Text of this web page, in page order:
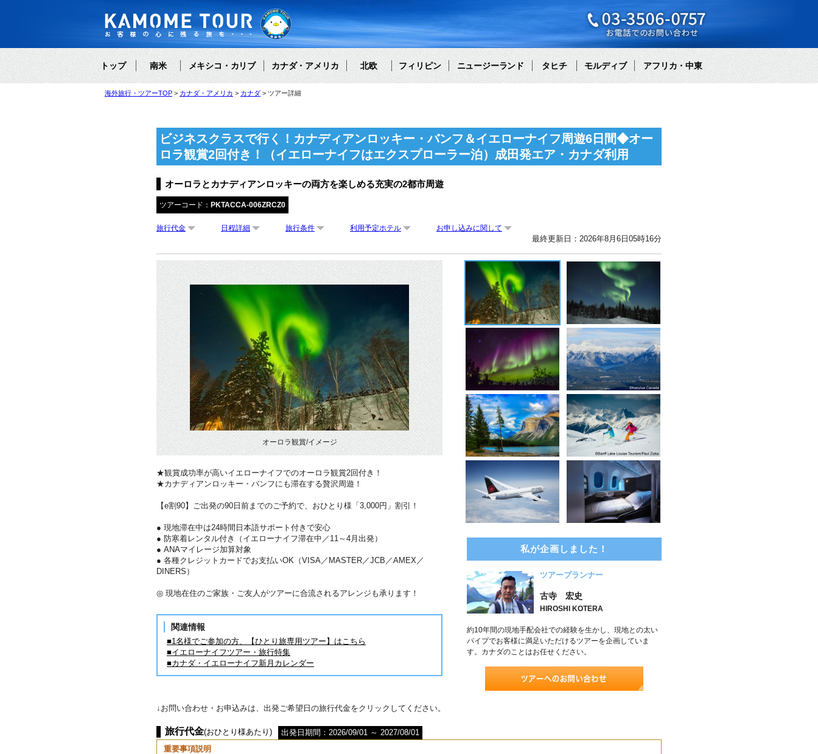
トップ 南米 メキシコ・カリブ カナダ・アメリカ 北欧 フィリピン ニュージーランド タヒチ モルディブ アフリカ・中東
海外旅行・ツアーTOP カナダ・アメリカ カナダ ツアー詳細
ビジネスクラスで行く！カナディアンロッキー・バンフ＆イエローナイフ周遊6日間◆オー
ロラ観賞2回付き！（イエローナイフはエクスプローラー泊）成田発エア・カナダ利用
オーロラとカナディアンロッキーの両方を楽しめる充実の2都市周遊
ツアーコード： PKTACCA-006ZRCZ0
旅行代金 日程詳細 旅行条件 利用予定ホテル お申し込みに関して
最終更新日：2026年8月6日05時16分
オーロラ観賞/イメージ
★観賞成功率が高いイエローナイフでのオーロラ観賞2回付き！
★カナディアンロッキー・バンフにも滞在する贅沢周遊！
【e割90】ご出発の90日前までのご予約で、おひとり様「3,000円」割引！
● 現地滞在中は24時間日本語サポート付きで安心
● 防寒着レンタル付き（イエローナイフ滞在中／11～4月出発）
● ANAマイレージ加算対象
● 各種クレジットカードでお支払いOK（VISA／MASTER／JCB／AMEX／
DINERS）
◎ 現地在住のご家族・ご友人がツアーに合流されるアレンジも承ります！
関連情報
■1名様でご参加の方、【ひとり旅専用ツアー】はこちら
■イエローナイフツアー・旅行特集
■カナダ・イエローナイフ新月カレンダー
私が企画しました！
ツアープランナー
古寺 宏史
HIROSHI KOTERA
約10年間の現地手配会社での経験を生かし、現地との太い
パイプでお客様に満足いただけるツアーを企画していま
す。カナダのことはお任せください。
↓お問い合わせ・お申込みは、出発ご希望日の旅行代金をクリックしてください。
旅行代金(おひとり様あたり)
出発日期間：2026/09/01 ～ 2027/08/01
重要事項説明